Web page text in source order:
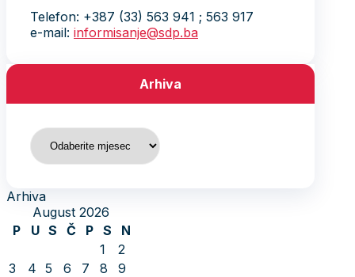
Telefon: +387 (33) 563 941 ; 563 917
e-mail: informisanje@sdp.ba
Arhiva
Arhiva
Arhiva
August 2026
P
U S Č P S
N
1
2
3
4 5 6 7 8
9